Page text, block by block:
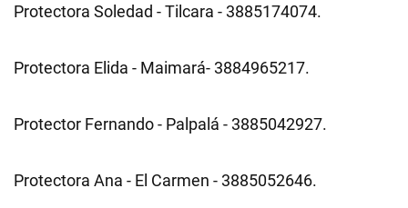
Protectora Soledad - Tilcara - 3885174074.
Protectora Elida - Maimará- 3884965217.
Protector Fernando - Palpalá - 3885042927.
Protectora Ana - El Carmen - 3885052646.